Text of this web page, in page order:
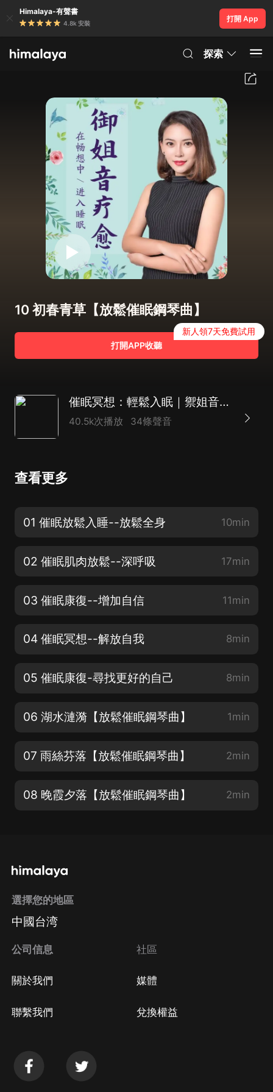
Himalaya-有聲書
4.8k 安裝
打開 App
探索
10 初春青草【放鬆催眠鋼琴曲】
打開APP收聽
新人領7天免費試用
催眠冥想：輕鬆入眠｜禦姐音療愈
40.5k次播放 34條聲音
查看更多
01 催眠放鬆入睡--放鬆全身 10min
02 催眠肌肉放鬆--深呼吸 17min
03 催眠康復--增加自信 11min
04 催眠冥想--解放自我 8min
05 催眠康復-尋找更好的自己 8min
06 湖水漣漪【放鬆催眠鋼琴曲】 1min
07 雨絲芬落【放鬆催眠鋼琴曲】 2min
08 晚霞夕落【放鬆催眠鋼琴曲】 2min
選擇您的地區
中國台湾
公司信息
關於我們
聯繫我們
社區
媒體
兌換權益